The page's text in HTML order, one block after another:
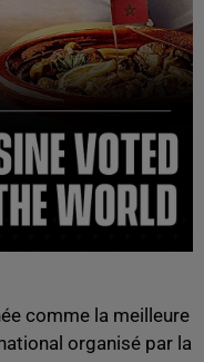
comme la meilleure
organisé par la